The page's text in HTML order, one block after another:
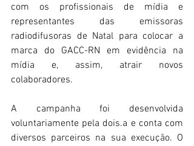
com os profissionais de mídia e
representantes das emissoras
radiodifusoras de Natal para colocar a
marca do GACC-RN em evidência na
mídia e, assim, atrair novos
colaboradores.
A campanha foi desenvolvida
voluntariamente pela dois.a e conta com
diversos parceiros na sua execução. O